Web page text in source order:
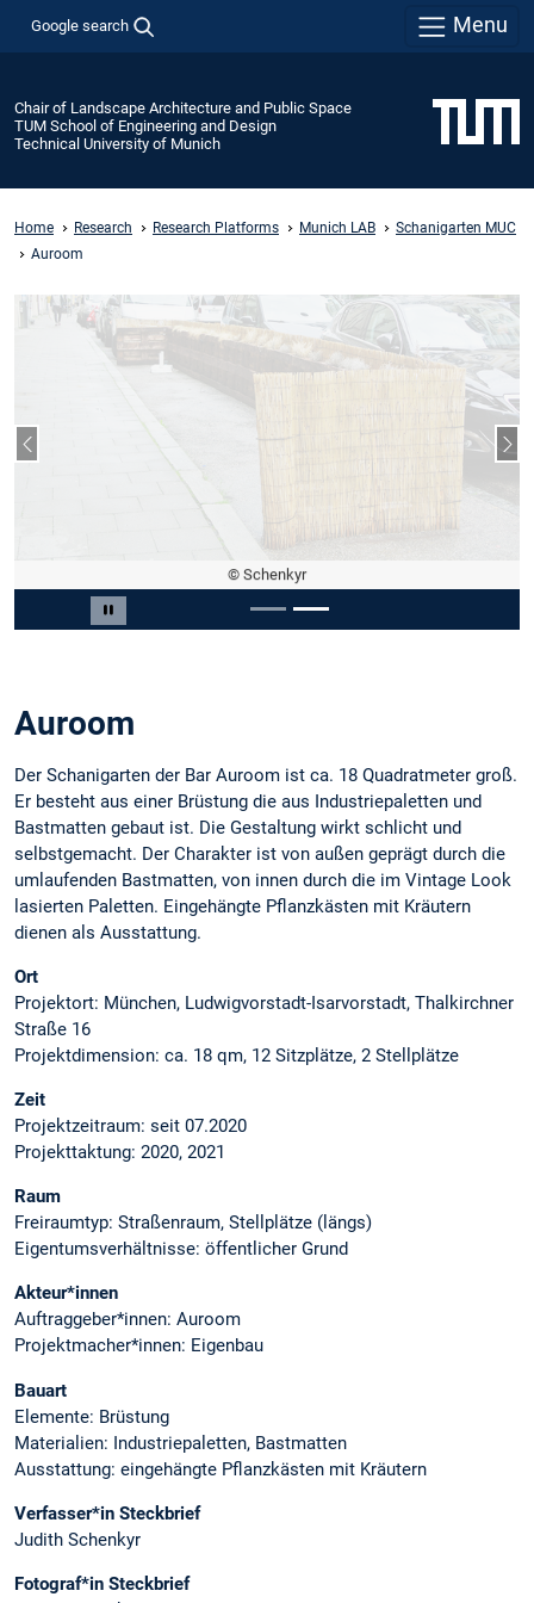
Google search Menu
Chair of Landscape Architecture and Public Space
TUM School of Engineering and Design
Technical University of Munich
Home Research Research Platforms Munich LAB
Schanigarten MUC
Auroom
Pause carousel
© Schenkyr
Previous slide
Slide 2 of 2
Auroom
Der Schanigarten der Bar Auroom ist ca. 18 Quadratmeter groß.
Er besteht aus einer Brüstung die aus Industriepaletten und
Bastmatten gebaut ist. Die Gestaltung wirkt schlicht und
selbstgemacht. Der Charakter ist von außen geprägt durch die
umlaufenden Bastmatten, von innen durch die im Vintage Look
lasierten Paletten. Eingehängte Pflanzkästen mit Kräutern
dienen als Ausstattung.
Ort
Projektort: München, Ludwigvorstadt-Isarvorstadt, Thalkirchner
Straße 16
Projektdimension: ca. 18 qm, 12 Sitzplätze, 2 Stellplätze
Zeit
Projektzeitraum: seit 07.2020
Projekttaktung: 2020, 2021
Raum
Freiraumtyp: Straßenraum, Stellplätze (längs)
Eigentumsverhältnisse: öffentlicher Grund
Akteur*innen
Auftraggeber*innen: Auroom
Projektmacher*innen: Eigenbau
Bauart
Elemente: Brüstung
Materialien: Industriepaletten, Bastmatten
Ausstattung: eingehängte Pflanzkästen mit Kräutern
Verfasser*in Steckbrief
Judith Schenkyr
Fotograf*in Steckbrief